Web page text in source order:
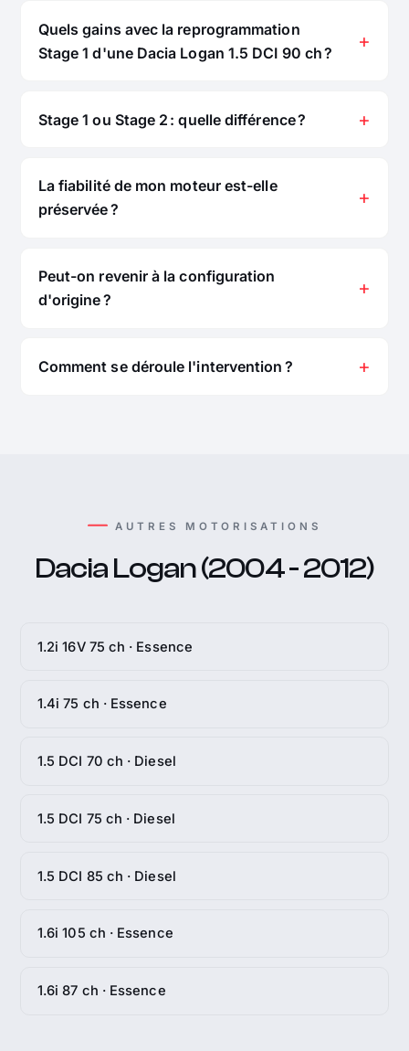
Quels gains avec la reprogrammation
Stage 1 d'une Dacia Logan 1.5 DCI 90 ch ?
Stage 1 ou Stage 2 : quelle différence ?
La fiabilité de mon moteur est-elle
préservée ?
Peut-on revenir à la configuration
d'origine ?
Comment se déroule l'intervention ?
AUTRES MOTORISATIONS
Dacia Logan (2004 - 2012)
1.2i 16V 75 ch · Essence
1.4i 75 ch · Essence
1.5 DCI 70 ch · Diesel
1.5 DCI 75 ch · Diesel
1.5 DCI 85 ch · Diesel
1.6i 105 ch · Essence
1.6i 87 ch · Essence